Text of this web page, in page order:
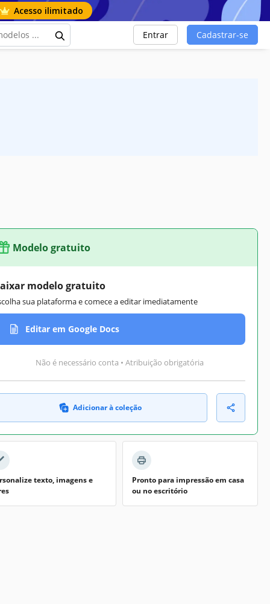
Acesso ilimitado
Entrar Cadastrar-se
Modelo gratuito
modelo gratuito
sua plataforma e comece a editar imediatamente
Editar em Google Docs
Não é necessário conta • Atribuição obrigatória
Adicionar à coleção
texto, imagens e
Pronto para impressão em casa
ou no escritório